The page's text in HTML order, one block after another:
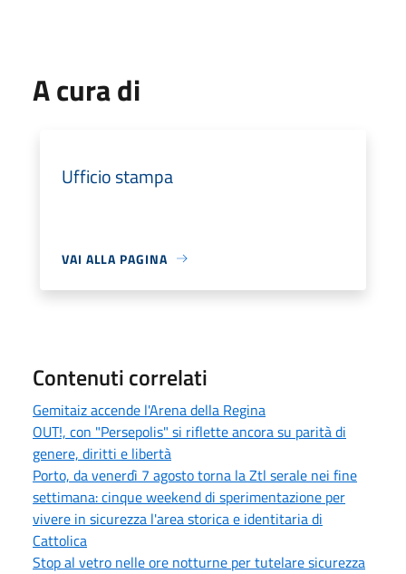
A cura di
Ufficio stampa
VAI ALLA PAGINA
Contenuti correlati
Gemitaiz accende l'Arena della Regina
OUT!, con "Persepolis" si riflette ancora su parità di
genere, diritti e libertà
Porto, da venerdì 7 agosto torna la Ztl serale nei fine
settimana: cinque weekend di sperimentazione per
vivere in sicurezza l'area storica e identitaria di
Cattolica
Stop al vetro nelle ore notturne per tutelare sicurezza